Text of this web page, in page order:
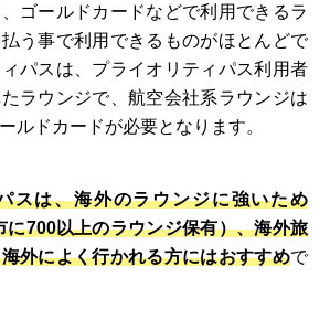
ゴールドカードなどで利用できるラ
う事で利用できるものがほとんどで
パスは、プライオリティパス利用者
ラウンジで、航空会社系ラウンジは
ルドカードが必要となります。
スは、海外のラウンジに強いため
に700以上のラウンジ保有）、海外旅
外によく行かれる方にはおすすめで